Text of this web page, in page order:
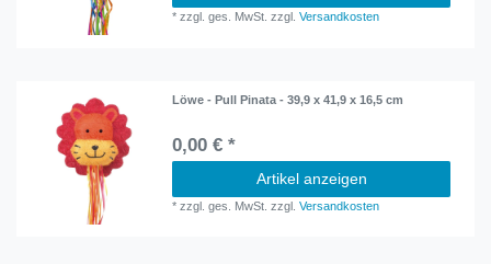
*zzgl. ges. MwSt. zzgl.Versandkosten
Löwe - Pull Pinata - 39,9 x 41,9 x 16,5 cm
0,00 € *
Artikel anzeigen
*zzgl. ges. MwSt. zzgl.Versandkosten